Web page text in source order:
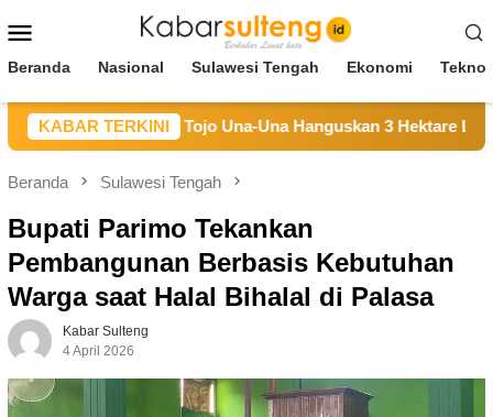
ke
Mobile
Beranda Nasional Sulawesi Tengah Ekonomi
KABAR TERKINI
di Longge Tojo Una-Una Hanguskan 3 Hektare Lahan
Beranda Sulawesi Tengah
Bupati Parimo Tekankan
Pembangunan Berbasis Kebutuhan
Warga saat Halal Bihalal di Palasa
Kabar Sulteng
4 April 2026